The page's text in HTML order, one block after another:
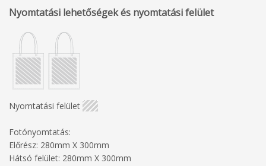
Nyomtatási lehetőségek és nyomtatási felület
Nyomtatási felület
Fotónyomtatás:
Előrész: 280mm X 300mm
Hátsó felület: 280mm X 300mm